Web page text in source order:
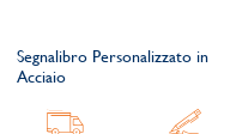
Segnalibro Personalizzato in
Acciaio